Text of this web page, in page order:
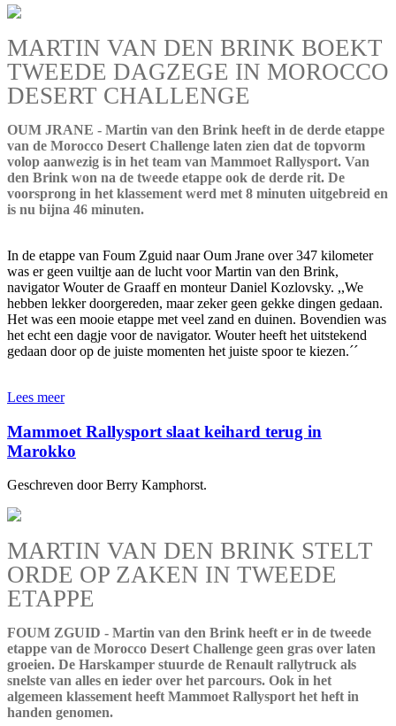
MARTIN VAN DEN BRINK BOEKT
TWEEDE DAGZEGE IN MOROCCO
DESERT CHALLENGE
OUM JRANE - Martin van den Brink heeft in de derde etappe
van de Morocco Desert Challenge laten zien dat de topvorm
volop aanwezig is in het team van Mammoet Rallysport. Van
den Brink won na de tweede etappe ook de derde rit. De
voorsprong in het klassement werd met 8 minuten uitgebreid en
is nu bijna 46 minuten.
In de etappe van Foum Zguid naar Oum Jrane over 347 kilometer
was er geen vuiltje aan de lucht voor Martin van den Brink,
navigator Wouter de Graaff en monteur Daniel Kozlovsky. ,,We
hebben lekker doorgereden, maar zeker geen gekke dingen gedaan.
Het was een mooie etappe met veel zand en duinen. Bovendien was
het echt een dagje voor de navigator. Wouter heeft het uitstekend
gedaan door op de juiste momenten het juiste spoor te kiezen.´´
Lees meer
Mammoet Rallysport slaat keihard terug in
Marokko
Geschreven door Berry Kamphorst.
MARTIN VAN DEN BRINK STELT
ORDE OP ZAKEN IN TWEEDE
ETAPPE
FOUM ZGUID - Martin van den Brink heeft er in de tweede
etappe van de Morocco Desert Challenge geen gras over laten
groeien. De Harskamper stuurde de Renault rallytruck als
snelste van alles en ieder over het parcours. Ook in het
algemeen klassement heeft Mammoet Rallysport het heft in
handen genomen.